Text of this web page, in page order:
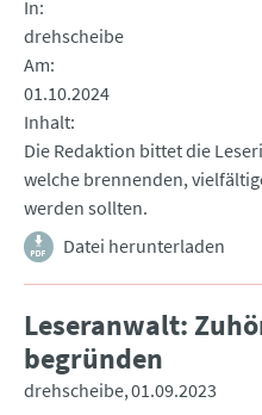
In
drehscheibe
Am
01.10.2024
Inhalt
Die Redaktion bittet die
welche brennenden,
werden sollten.
Datei herunterladen
Leseranwalt:
begründen
drehscheibe 01.09.2023